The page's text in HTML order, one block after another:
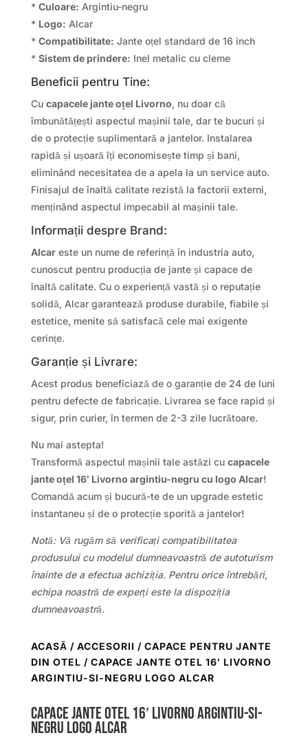
* Culoare: Argintiu-negru
* Logo: Alcar
* Compatibilitate: Jante oțel standard de 16 inch
* Sistem de prindere: Inel metalic cu cleme
Beneficii pentru Tine:
Cu capacele jante oțel Livorno, nu doar că
îmbunătățești aspectul mașinii tale, dar te bucuri și
de o protecție suplimentară a jantelor. Instalarea
rapidă și ușoară îți economisește timp și bani,
eliminând necesitatea de a apela la un service auto.
Finisajul de înaltă calitate rezistă la factorii externi,
menținând aspectul impecabil al mașinii tale.
Informații despre Brand:
Alcareste un nume de referință în industria auto,
cunoscut pentru producția de jante și capace de
înaltă calitate. Cu o experiență vastă și o reputație
solidă, Alcar garantează produse durabile, fiabile și
estetice, menite să satisfacă cele mai exigente
cerințe.
Garanție și Livrare:
Acest produs beneficiază de o garanție de 24 de luni
pentru defecte de fabricație. Livrarea se face rapid și
sigur, prin curier, în termen de 2-3 zile lucrătoare.
Nu mai astepta!
Transformă aspectul mașinii tale astăzi cu capacele
jante oțel 16′ Livorno argintiu-negru cu logo Alcar!
Comandă acum și bucură-te de un upgrade estetic
instantaneu și de o protecție sporită a jantelor!
Notă: Vă rugăm să verificați compatibilitatea
produsului cu modelul dumneavoastră de autoturism
înainte de a efectua achiziția. Pentru orice întrebări,
echipa noastră de experți este la dispoziția
dumneavoastră.
ACASĂ / ACCESORII / CAPACE PENTRU JANTE
DIN OTEL / CAPACE JANTE OTEL 16′ LIVORNO
ARGINTIU-SI-NEGRU LOGO ALCAR
Capace jante otel 16′ Livorno argintiu-si-
negru logo Alcar